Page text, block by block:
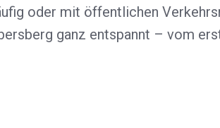
oder mit öffentlichen
ganz entspannt – vom